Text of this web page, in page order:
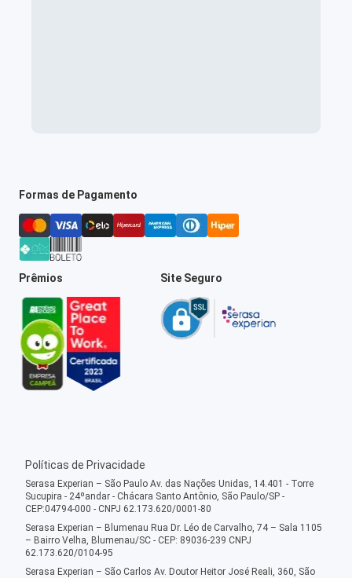
Formas de Pagamento
Prêmios Site Seguro
Políticas de Privacidade
Serasa Experian – São Paulo Av. das Nações Unidas, 14.401 - Torre
Sucupira - 24ºandar - Chácara Santo Antônio, São Paulo/SP -
CEP:04794-000 - CNPJ 62.173.620/0001-80
Serasa Experian – Blumenau Rua Dr. Léo de Carvalho, 74 – Sala 1105
– Bairro Velha, Blumenau/SC - CEP: 89036-239 CNPJ
62.173.620/0104-95
Serasa Experian – São Carlos Av. Doutor Heitor José Reali, 360, São